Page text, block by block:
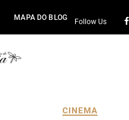
MAPA DO BLOG
Follow Us
CINEMA